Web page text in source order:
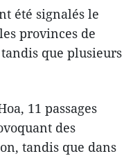
été signalés le
provinces de
que plusieurs
11 passages
des
tandis que dans